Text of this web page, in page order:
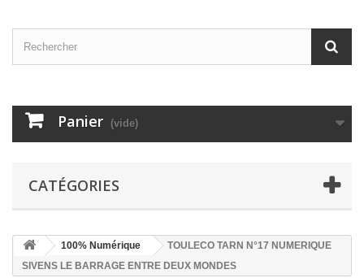
Panier (vide)
CATÉGORIES
100% Numérique
TOULECO TARN N°17 NUMERIQUE
SIVENS LE BARRAGE ENTRE DEUX MONDES